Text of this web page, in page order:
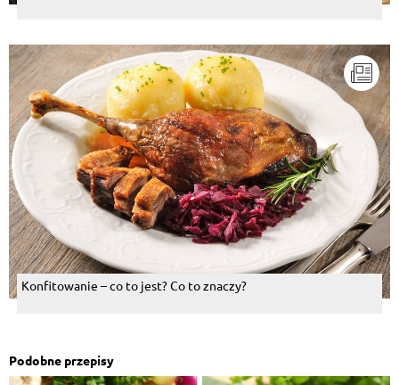
Konfitowanie – co to jest? Co to znaczy?
Podobne przepisy